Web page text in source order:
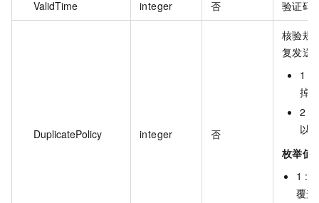
ValidTime integer 否 验证码
DuplicatePolicy integer 否
核验规
复发送
1：
掉
2：
以
枚举值
1 :
覆盖